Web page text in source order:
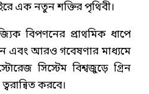
এক নতুন শক্তির পৃথিবী।
বিপণনের প্রাথমিক ধাপে
এবং আরও গবেষণার মাধ্যমে
সিস্টেম বিশ্বজুড়ে গ্রিন
করবে।